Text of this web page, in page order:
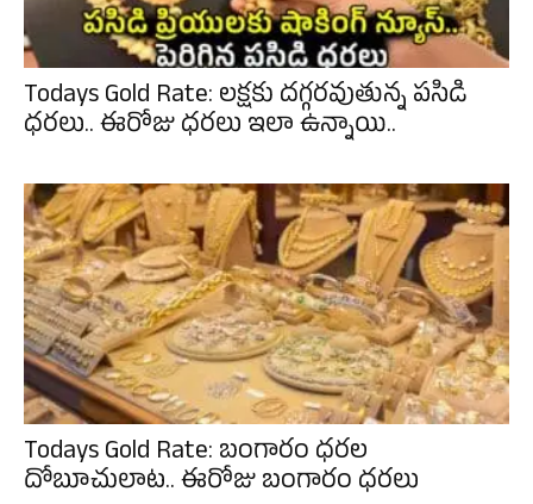
Todays Gold Rate: లక్షకు దగ్గరవుతున్న పసిడి
ధరలు.. ఈరోజు ధరలు ఇలా ఉన్నాయి..
Todays Gold Rate: బంగారం ధరల
దోబూచులాట.. ఈరోజు బంగారం ధరలు